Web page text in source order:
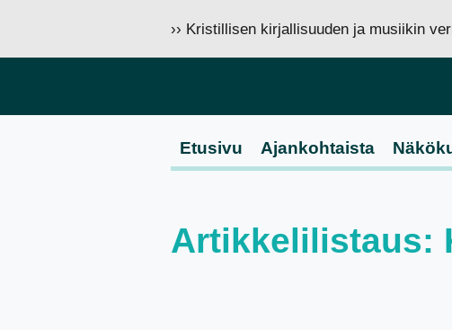
›› Kristillisen kirjallisuuden ja musiikin
Etusivu Ajankohtaista
Artikkelilistaus: